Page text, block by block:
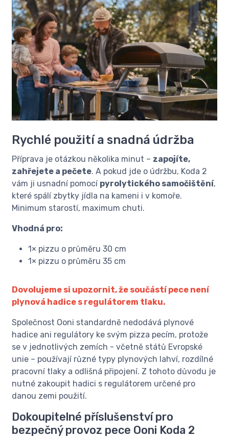
Rychlé použití a snadná údržba
Příprava je otázkou několika minut – zapojíte,
zahřejete a pečete. A pokud jde o údržbu, Koda 2
vám ji usnadní pomocí pyrolytického samočištění,
které spálí zbytky jídla na kameni i v komoře.
Minimum starostí, maximum chuti.
Vhodná pro:
1× pizzu o průměru 30 cm
1× pizzu o průměru 35 cm
Dovolujeme si upozornit, že součástí pece není
plynová hadice s regulátorem tlaku.
Společnost Ooni standardně nedodává plynové
hadice ani regulátory ke svým pizza pecím, protože
se v jednotlivých zemích - včetně států Evropské
unie – používají různé typy plynových lahví, rozdílné
pracovní tlaky a odlišná připojení. Z tohoto důvodu je
nutné zakoupit hadici s regulátorem určené pro
danou zemi použití.
Dokoupitelné příslušenství pro
bezpečný provoz pece Ooni Koda 2